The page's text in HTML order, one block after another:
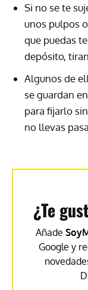
Si no se te
unos pulpos
que puedas
depósito,
Algunos de
se guardan
para fijarlo
no llevas
¿Te
Añade
Google y